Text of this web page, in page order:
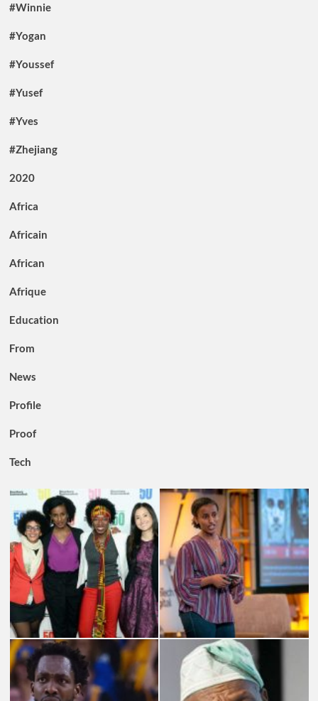
#Winnie
#Yogan
#Youssef
#Yusef
#Yves
#Zhejiang
2020
Africa
Africain
African
Afrique
Education
From
News
Profile
Proof
Tech